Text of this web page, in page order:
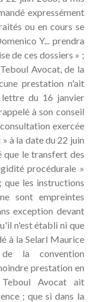
expressément
ou en cours se
Y... prendra
de ces dossiers » ;
Avocat, de la
prestation n'ait
du 16 janvier
à son conseil
exercée
à la date du 22 juin
que le transfert des
procédurale »
que les instructions
sont empreintes
exception devant
n'est établi ni que
à la Selarl Maurice
la convention
prestation en
Avocat ait
; que si dans la